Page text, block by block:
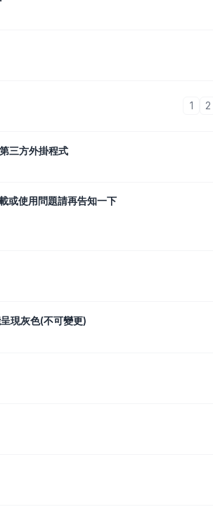
1 2
三方外掛程式
或使用問題請再告知一下
現灰色(不可變更)